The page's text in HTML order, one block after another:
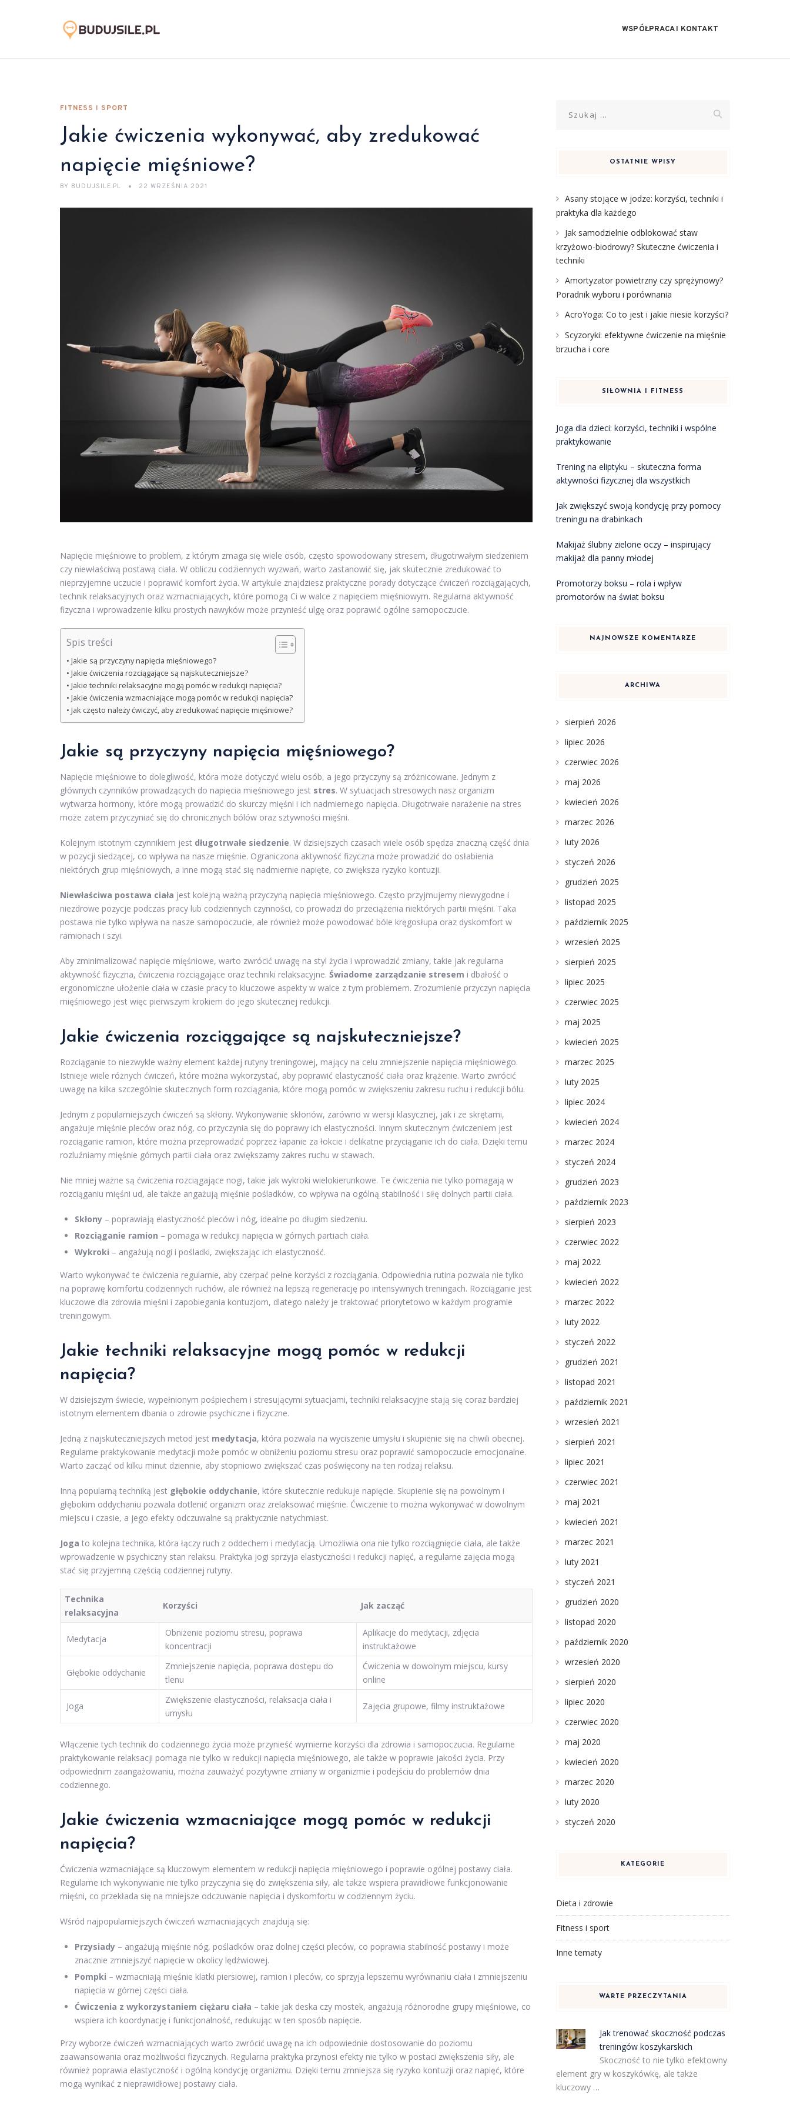
WSPÓŁPRACA I KONTAKT
FITNESS I SPORT
Jakie ćwiczenia wykonywać, aby zredukować
napięcie mięśniowe?
BY BUDUJSILE.PL 22 WRZEŚNIA 2021
Napięcie mięśniowe to problem, z którym zmaga się wiele osób, często spowodowany stresem, długotrwałym siedzeniem
czy niewłaściwą postawą ciała. W obliczu codziennych wyzwań, warto zastanowić się, jak skutecznie zredukować to
nieprzyjemne uczucie i poprawić komfort życia. W artykule znajdziesz praktyczne porady dotyczące ćwiczeń rozciągających,
technik relaksacyjnych oraz wzmacniających, które pomogą Ci w walce z napięciem mięśniowym. Regularna aktywność
fizyczna i wprowadzenie kilku prostych nawyków może przynieść ulgę oraz poprawić ogólne samopoczucie.
Spis treści
Jakie są przyczyny napięcia mięśniowego?
Jakie ćwiczenia rozciągające są najskuteczniejsze?
Jakie techniki relaksacyjne mogą pomóc w redukcji napięcia?
Jakie ćwiczenia wzmacniające mogą pomóc w redukcji napięcia?
Jak często należy ćwiczyć, aby zredukować napięcie mięśniowe?
Jakie są przyczyny napięcia mięśniowego?
Napięcie mięśniowe to dolegliwość, która może dotyczyć wielu osób, a jego przyczyny są zróżnicowane. Jednym z
głównych czynników prowadzących do napięcia mięśniowego jest stres. W sytuacjach stresowych nasz organizm
wytwarza hormony, które mogą prowadzić do skurczy mięśni i ich nadmiernego napięcia. Długotrwałe narażenie na stres
może zatem przyczyniać się do chronicznych bólów oraz sztywności mięśni.
Kolejnym istotnym czynnikiem jest długotrwałe siedzenie. W dzisiejszych czasach wiele osób spędza znaczną część dnia
w pozycji siedzącej, co wpływa na nasze mięśnie. Ograniczona aktywność fizyczna może prowadzić do osłabienia
niektórych grup mięśniowych, a inne mogą stać się nadmiernie napięte, co zwiększa ryzyko kontuzji.
Niewłaściwa postawa ciała jest kolejną ważną przyczyną napięcia mięśniowego. Często przyjmujemy niewygodne i
niezdrowe pozycje podczas pracy lub codziennych czynności, co prowadzi do przeciążenia niektórych partii mięśni. Taka
postawa nie tylko wpływa na nasze samopoczucie, ale również może powodować bóle kręgosłupa oraz dyskomfort w
ramionach i szyi.
Aby zminimalizować napięcie mięśniowe, warto zwrócić uwagę na styl życia i wprowadzić zmiany, takie jak regularna
aktywność fizyczna, ćwiczenia rozciągające oraz techniki relaksacyjne. Świadome zarządzanie stresem i dbałość o
ergonomiczne ułożenie ciała w czasie pracy to kluczowe aspekty w walce z tym problemem. Zrozumienie przyczyn napięcia
mięśniowego jest więc pierwszym krokiem do jego skutecznej redukcji.
Jakie ćwiczenia rozciągające są najskuteczniejsze?
Rozciąganie to niezwykle ważny element każdej rutyny treningowej, mający na celu zmniejszenie napięcia mięśniowego.
Istnieje wiele różnych ćwiczeń, które można wykorzystać, aby poprawić elastyczność ciała oraz krążenie. Warto zwrócić
uwagę na kilka szczególnie skutecznych form rozciągania, które mogą pomóc w zwiększeniu zakresu ruchu i redukcji bólu.
Jednym z popularniejszych ćwiczeń są skłony. Wykonywanie skłonów, zarówno w wersji klasycznej, jak i ze skrętami,
angażuje mięśnie pleców oraz nóg, co przyczynia się do poprawy ich elastyczności. Innym skutecznym ćwiczeniem jest
rozciąganie ramion, które można przeprowadzić poprzez łapanie za łokcie i delikatne przyciąganie ich do ciała. Dzięki temu
rozluźniamy mięśnie górnych partii ciała oraz zwiększamy zakres ruchu w stawach.
Nie mniej ważne są ćwiczenia rozciągające nogi, takie jak wykroki wielokierunkowe. Te ćwiczenia nie tylko pomagają w
rozciąganiu mięśni ud, ale także angażują mięśnie pośladków, co wpływa na ogólną stabilność i siłę dolnych partii ciała.
Skłony – poprawiają elastyczność pleców i nóg, idealne po długim siedzeniu.
Rozciąganie ramion – pomaga w redukcji napięcia w górnych partiach ciała.
Wykroki – angażują nogi i pośladki, zwiększając ich elastyczność.
Warto wykonywać te ćwiczenia regularnie, aby czerpać pełne korzyści z rozciągania. Odpowiednia rutina pozwala nie tylko
na poprawę komfortu codziennych ruchów, ale również na lepszą regenerację po intensywnych treningach. Rozciąganie jest
kluczowe dla zdrowia mięśni i zapobiegania kontuzjom, dlatego należy je traktować priorytetowo w każdym programie
treningowym.
Jakie techniki relaksacyjne mogą pomóc w redukcji
napięcia?
W dzisiejszym świecie, wypełnionym pośpiechem i stresującymi sytuacjami, techniki relaksacyjne stają się coraz bardziej
istotnym elementem dbania o zdrowie psychiczne i fizyczne.
Jedną z najskuteczniejszych metod jest medytacja, która pozwala na wyciszenie umysłu i skupienie się na chwili obecnej.
Regularne praktykowanie medytacji może pomóc w obniżeniu poziomu stresu oraz poprawić samopoczucie emocjonalne.
Warto zacząć od kilku minut dziennie, aby stopniowo zwiększać czas poświęcony na ten rodzaj relaksu.
Inną popularną techniką jest głębokie oddychanie, które skutecznie redukuje napięcie. Skupienie się na powolnym i
głębokim oddychaniu pozwala dotlenić organizm oraz zrelaksować mięśnie. Ćwiczenie to można wykonywać w dowolnym
miejscu i czasie, a jego efekty odczuwalne są praktycznie natychmiast.
Joga to kolejna technika, która łączy ruch z oddechem i medytacją. Umożliwia ona nie tylko rozciągnięcie ciała, ale także
wprowadzenie w psychiczny stan relaksu. Praktyka jogi sprzyja elastyczności i redukcji napięć, a regularne zajęcia mogą
stać się przyjemną częścią codziennej rutyny.
Technika
relaksacyjna
Korzyści Jak zacząć
Medytacja
Obniżenie poziomu stresu, poprawa
koncentracji
Aplikacje do medytacji, zdjęcia
instruktażowe
Głębokie oddychanie
Zmniejszenie napięcia, poprawa dostępu do
tlenu
Ćwiczenia w dowolnym miejscu, kursy
online
Joga
Zwiększenie elastyczności, relaksacja ciała i
umysłu
Zajęcia grupowe, filmy instruktażowe
Włączenie tych technik do codziennego życia może przynieść wymierne korzyści dla zdrowia i samopoczucia. Regularne
praktykowanie relaksacji pomaga nie tylko w redukcji napięcia mięśniowego, ale także w poprawie jakości życia. Przy
odpowiednim zaangażowaniu, można zauważyć pozytywne zmiany w organizmie i podejściu do problemów dnia
codziennego.
Jakie ćwiczenia wzmacniające mogą pomóc w redukcji
napięcia?
Ćwiczenia wzmacniające są kluczowym elementem w redukcji napięcia mięśniowego i poprawie ogólnej postawy ciała.
Regularne ich wykonywanie nie tylko przyczynia się do zwiększenia siły, ale także wspiera prawidłowe funkcjonowanie
mięśni, co przekłada się na mniejsze odczuwanie napięcia i dyskomfortu w codziennym życiu.
Wśród najpopularniejszych ćwiczeń wzmacniających znajdują się:
Przysiady – angażują mięśnie nóg, pośladków oraz dolnej części pleców, co poprawia stabilność postawy i może
znacznie zmniejszyć napięcie w okolicy lędźwiowej.
Pompki – wzmacniają mięśnie klatki piersiowej, ramion i pleców, co sprzyja lepszemu wyrównaniu ciała i zmniejszeniu
napięcia w górnej części ciała.
Ćwiczenia z wykorzystaniem ciężaru ciała – takie jak deska czy mostek, angażują różnorodne grupy mięśniowe, co
wspiera ich koordynację i funkcjonalność, redukując w ten sposób napięcie.
Przy wyborze ćwiczeń wzmacniających warto zwrócić uwagę na ich odpowiednie dostosowanie do poziomu
zaawansowania oraz możliwości fizycznych. Regularna praktyka przynosi efekty nie tylko w postaci zwiększenia siły, ale
również poprawia elastyczność i ogólną kondycję organizmu. Dzięki temu zmniejsza się ryzyko kontuzji oraz napięć, które
mogą wynikać z nieprawidłowej postawy ciała.
OSTATNIE WPISY
Asany stojące w jodze: korzyści, techniki i
praktyka dla każdego
Jak samodzielnie odblokować staw
krzyżowo-biodrowy? Skuteczne ćwiczenia i
techniki
Amortyzator powietrzny czy sprężynowy?
Poradnik wyboru i porównania
AcroYoga: Co to jest i jakie niesie korzyści?
Scyzoryki: efektywne ćwiczenie na mięśnie
brzucha i core
SIŁOWNIA I FITNESS
Joga dla dzieci: korzyści, techniki i wspólne
praktykowanie
Trening na eliptyku – skuteczna forma
aktywności fizycznej dla wszystkich
Jak zwiększyć swoją kondycję przy pomocy
treningu na drabinkach
Makijaż ślubny zielone oczy – inspirujący
makijaż dla panny młodej
Promotorzy boksu – rola i wpływ
promotorów na świat boksu
NAJNOWSZE KOMENTARZE
ARCHIWA
sierpień 2026
lipiec 2026
czerwiec 2026
maj 2026
kwiecień 2026
marzec 2026
luty 2026
styczeń 2026
grudzień 2025
listopad 2025
październik 2025
wrzesień 2025
sierpień 2025
lipiec 2025
czerwiec 2025
maj 2025
kwiecień 2025
marzec 2025
luty 2025
lipiec 2024
kwiecień 2024
marzec 2024
styczeń 2024
grudzień 2023
październik 2023
sierpień 2023
czerwiec 2022
maj 2022
kwiecień 2022
marzec 2022
luty 2022
styczeń 2022
grudzień 2021
listopad 2021
październik 2021
wrzesień 2021
sierpień 2021
lipiec 2021
czerwiec 2021
maj 2021
kwiecień 2021
marzec 2021
luty 2021
styczeń 2021
grudzień 2020
listopad 2020
październik 2020
wrzesień 2020
sierpień 2020
lipiec 2020
czerwiec 2020
maj 2020
kwiecień 2020
marzec 2020
luty 2020
styczeń 2020
KATEGORIE
Dieta i zdrowie
Fitness i sport
Inne tematy
WARTE PRZECZYTANIA
Jak trenować skoczność podczas
treningów koszykarskich
Skoczność to nie tylko efektowny
element gry w koszykówkę, ale także
kluczowy …